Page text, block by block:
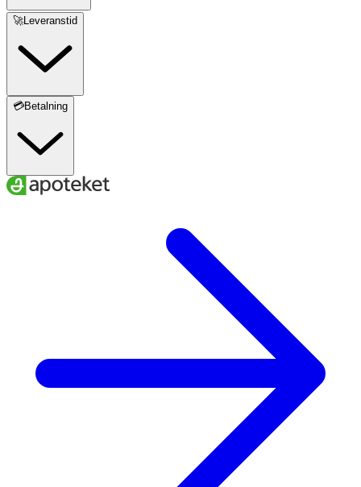
🚀Leveranstid
💳Betalning